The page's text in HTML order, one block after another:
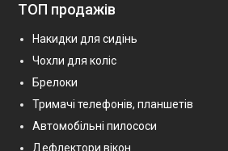
ТОП продажів
Накидки для сидінь
Чохли для коліс
Брелоки
Тримачі телефонів, планшетів
Автомобільні пилососи
Дефлектори вікон